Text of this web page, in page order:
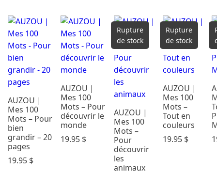
Bains
Rechercher
par prix
AUZOU |
Mes 100
Mots – Pour
bien
grandir – 20
pages
19.95 $
AUZOU |
Mes 100
Mots – Pour
découvrir le
monde
19.95 $
Rupture
de stock
AUZOU |
Mes 100
Mots –
Pour
découvrir
les
animaux
Rupture
de stock
AUZOU |
Mes 100
Mots –
Tout en
couleurs
19.95 $